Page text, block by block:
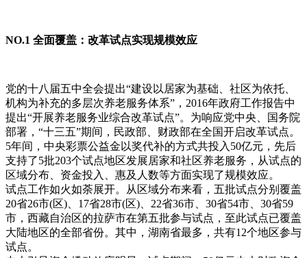
NO.1 全面覆盖：改革试点实现规模效应
党的十八届五中全会提出“建设以居家为基础、社区为依托、
机构为补充的多层次养老服务体系”，2016年政府工作报告中
提出“开展养老服务业综合改革试点”。为响应党中央、国务院
部署，“十三五”期间，民政部、财政部在全国开启改革试点。
5年间，中央彩票公益金以奖代补的方式共投入50亿元，先后
支持了5批203个试点地区发展居家和社区养老服务，从试点的
区域分布、资金投入、惠及人数等方面实现了规模效应。
试点工作如火如荼展开。从区域分布来看，五批试点分别覆盖
20省26市(区)、17省28市(区)、22省36市、30省54市、30省59
市，西藏自治区的拉萨市在第五批参与试点，至此试点已覆盖
大陆地区的全部省份。其中，湖南省最多，共有12个地区参与
试点。